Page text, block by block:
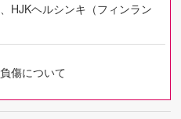
HJKヘルシンキ（フィンラン
傷について